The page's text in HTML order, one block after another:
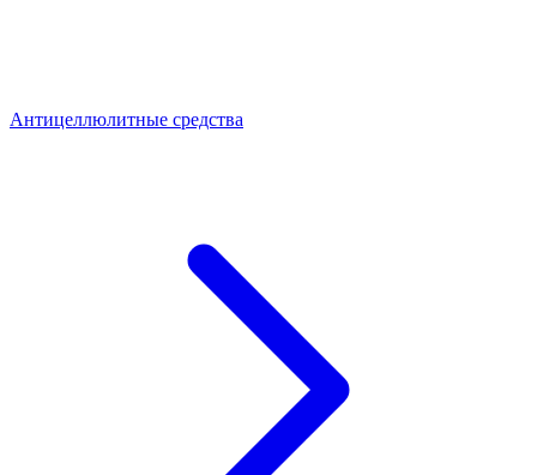
Антицеллюлитные средства